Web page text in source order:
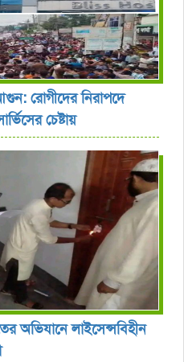
রোগীদের নিরাপদে
চেষ্টায়
অভিযানে লাইসেন্সবিহীন